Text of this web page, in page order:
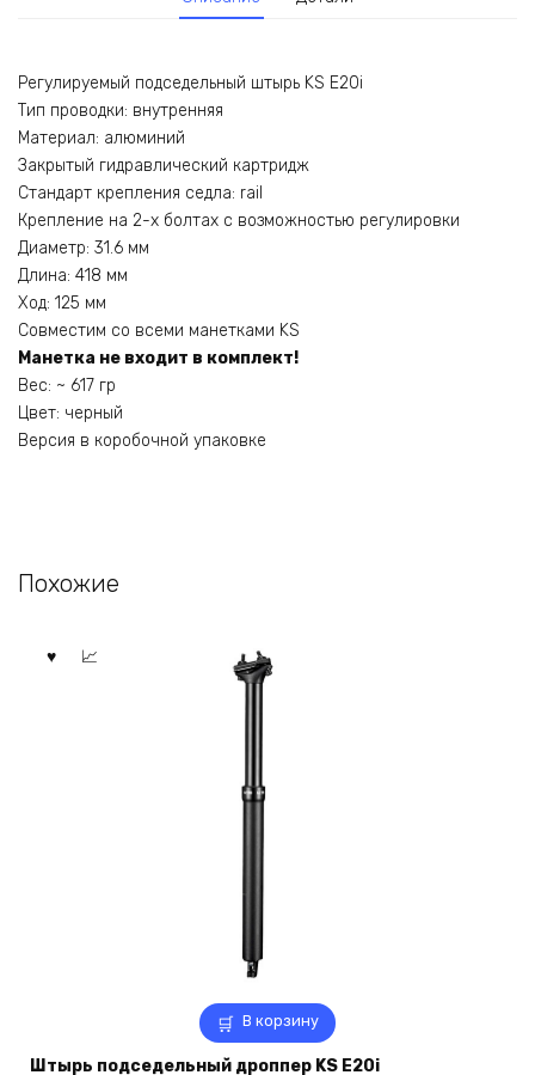
Регулируемый подседельный штырь KS E20i
Тип проводки: внутренняя
Материал: алюминий
Закрытый гидравлический картридж
Стандарт крепления седла: rail
Крепление на 2-х болтах с возможностью регулировки
Диаметр: 31.6 мм
Длина: 418 мм
Ход: 125 мм
Совместим со всеми манетками KS
Манетка не входит в комплект!
Вес: ~ 617 гр
Цвет: черный
Версия в коробочной упаковке
Похожие
В корзину
Штырь подседельный дроппер KS E20i